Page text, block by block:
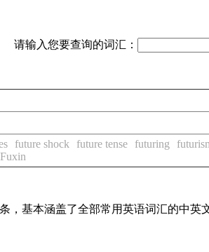
请输入您要查询的词汇：
future shock future tense futuring
Fuxin
，基本涵盖了全部常用英语词汇的中英